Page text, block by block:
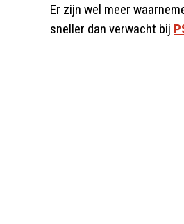
Er zijn wel meer
sneller dan verwacht bij